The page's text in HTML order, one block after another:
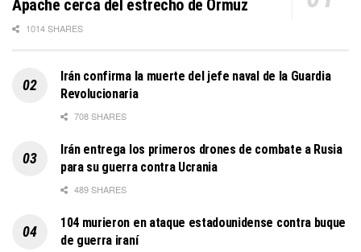
Apache cerca del estrecho de Ormuz
1014 SHARES
Irán confirma la muerte del jefe naval de la Guardia
Revolucionaria
708 SHARES
Irán entrega los primeros drones de combate a Rusia
para su guerra contra Ucrania
489 SHARES
104 murieron en ataque estadounidense contra buque
de guerra iraní